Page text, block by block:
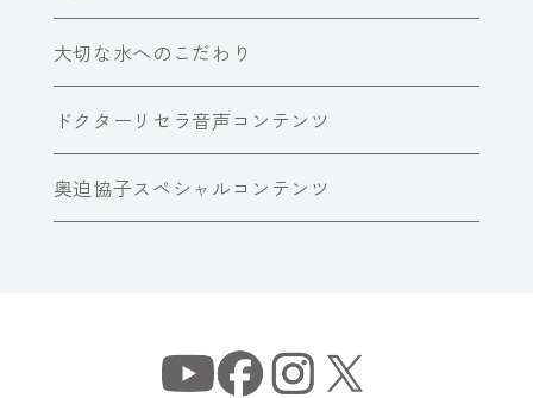
大切な水へのこだわり
ドクターリセラ音声コンテンツ
奥迫協子スペシャルコンテンツ